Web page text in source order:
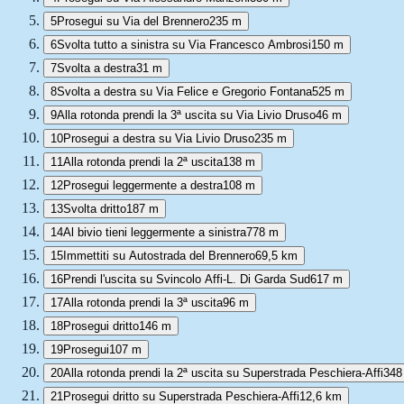
5Prosegui su Via del Brennero235 m
6Svolta tutto a sinistra su Via Francesco Ambrosi150 m
7Svolta a destra31 m
8Svolta a destra su Via Felice e Gregorio Fontana525 m
9Alla rotonda prendi la 3ª uscita su Via Livio Druso46 m
10Prosegui a destra su Via Livio Druso235 m
11Alla rotonda prendi la 2ª uscita138 m
12Prosegui leggermente a destra108 m
13Svolta dritto187 m
14Al bivio tieni leggermente a sinistra778 m
15Immettiti su Autostrada del Brennero69,5 km
16Prendi l'uscita su Svincolo Affi-L. Di Garda Sud617 m
17Alla rotonda prendi la 3ª uscita96 m
18Prosegui dritto146 m
19Prosegui107 m
20Alla rotonda prendi la 2ª uscita su Superstrada Peschiera-Affi
21 Prosegui dritto su Superstrada Peschiera-Affi12,6 km